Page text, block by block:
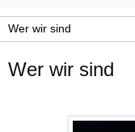
Wer wir sind